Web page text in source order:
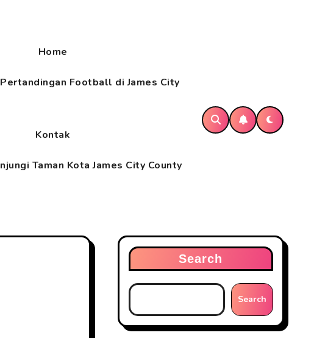
Home
Football di James City
Kontak
Taman Kota James City County
Search
Search